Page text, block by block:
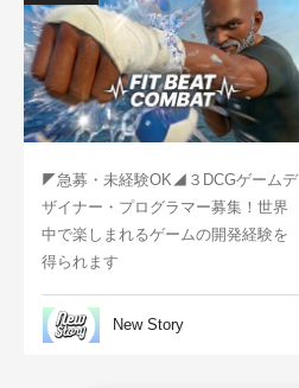
◤急募・未経験OK◢３DCGゲームデ
ザイナー・プログラマー募集！世界
中で楽しまれるゲームの開発経験を
得られます
New Story